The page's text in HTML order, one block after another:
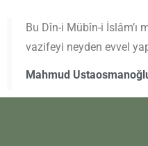
Bu Dîn-i Mübîn-i İslâm’ı
vazifeyi neyden evvel
Mahmud